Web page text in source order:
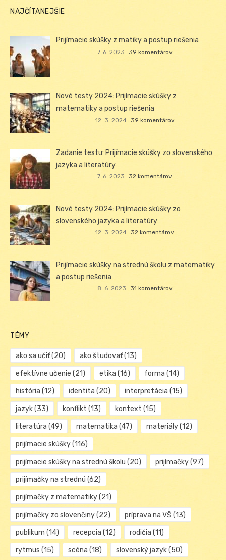
NAJČÍTANEJŠIE
Prijímacie skúšky z matiky a postup riešenia
7. 6. 2023 39 komentárov
Nové testy 2024: Prijímacie skúšky z
matematiky a postup riešenia
12. 3. 2024 39 komentárov
Zadanie testu: Prijímacie skúšky zo slovenského
jazyka a literatúry
7. 6. 2023 32 komentárov
Nové testy 2024: Prijímacie skúšky zo
slovenského jazyka a literatúry
12. 3. 2024 32 komentárov
Prijímacie skúšky na strednú školu z matematiky
a postup riešenia
8. 6. 2023 31 komentárov
TÉMY
ako sa učiť(20) ako študovať(13)
efektívne učenie (21) etika (16) forma (14)
história (12) identita (20) interpretácia (15)
jazyk(33) konflikt (13) kontext (15)
literatúra (49) matematika (47) materiály(12)
prijímacie skúšky(116)
prijímacie skúšky na strednú školu (20) prijímačky(97)
prijímačky na strednú (62)
prijímačky z matematiky(21)
prijímačky zo slovenčiny(22) príprava na VŠ (13)
publikum (14) recepcia (12) rodičia (11)
rytmus (15) scéna (18) slovenský jazyk(50)